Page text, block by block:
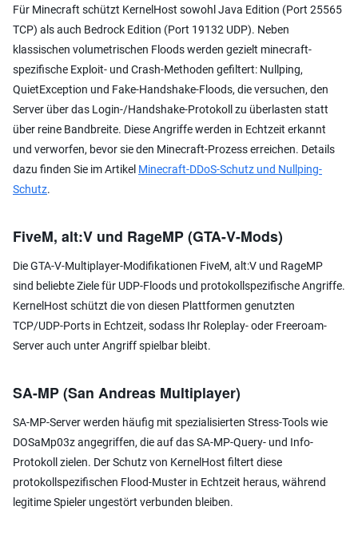
Für Minecraft schützt KernelHost sowohl Java Edition (Port 25565
TCP) als auch Bedrock Edition (Port 19132 UDP). Neben
klassischen volumetrischen Floods werden gezielt minecraft-
spezifische Exploit- und Crash-Methoden gefiltert: Nullping,
QuietException und Fake-Handshake-Floods, die versuchen, den
Server über das Login-/Handshake-Protokoll zu überlasten statt
über reine Bandbreite. Diese Angriffe werden in Echtzeit erkannt
und verworfen, bevor sie den Minecraft-Prozess erreichen. Details
dazu finden Sie im Artikel Minecraft-DDoS-Schutz und Nullping-
Schutz.
FiveM, alt:V und RageMP (GTA-V-Mods)
Die GTA-V-Multiplayer-Modifikationen FiveM, alt:V und RageMP
sind beliebte Ziele für UDP-Floods und protokollspezifische Angriffe.
KernelHost schützt die von diesen Plattformen genutzten
TCP/UDP-Ports in Echtzeit, sodass Ihr Roleplay- oder Freeroam-
Server auch unter Angriff spielbar bleibt.
SA-MP (San Andreas Multiplayer)
SA-MP-Server werden häufig mit spezialisierten Stress-Tools wie
DOSaMp03z angegriffen, die auf das SA-MP-Query- und Info-
Protokoll zielen. Der Schutz von KernelHost filtert diese
protokollspezifischen Flood-Muster in Echtzeit heraus, während
legitime Spieler ungestört verbunden bleiben.